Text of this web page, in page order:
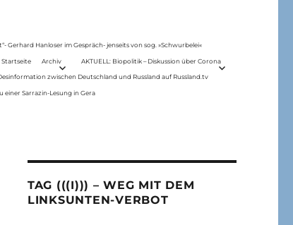
Gerhard Hanloser im Gespräch- jenseits von sog. »Schwurbelei«
Startseite Archiv AKTUELL: Biopolitik – Diskussion über Corona
zwischen Deutschland und Russland auf Russland.tv
Sarrazin-Lesung in Gera
TAG (((I))) – WEG MIT DEM
LINKSUNTEN-VERBOT